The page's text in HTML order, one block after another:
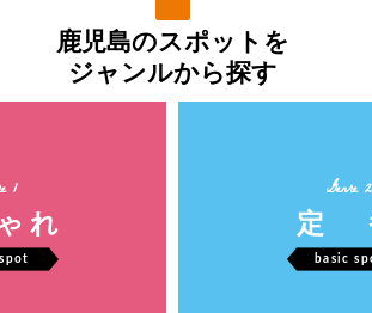
鹿児島のスポットを
ジャンルから探す
1
れ
Genre 2
定
basic